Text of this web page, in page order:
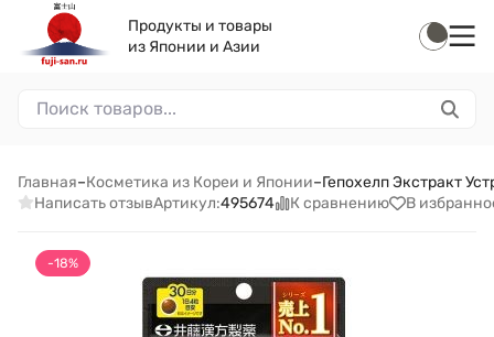
Продукты и товары
из Японии и Азии
Главная–Косметика из Кореи и Японии–Гепохелп Экстракт
Написать отзывАртикул:495674 К сравнению В
-18%